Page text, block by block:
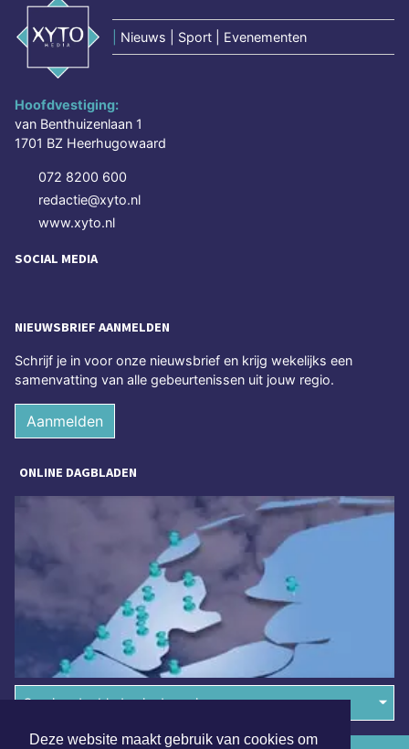
Deze website maakt gebruik van cookies om
Nieuws | Sport | Evenementen
Hoofdvestiging:
van Benthuizenlaan 1
1701 BZ Heerhugowaard
072 8200 600
redactie@xyto.nl
www.xyto.nl
SOCIAL MEDIA
NIEUWSBRIEF AANMELDEN
Schrijf je in voor onze nieuwsbrief en krijg wekelijks een
samenvatting van alle gebeurtenissen uit jouw regio.
Aanmelden
ONLINE DAGBLADEN
Overige dagbladen in de regio